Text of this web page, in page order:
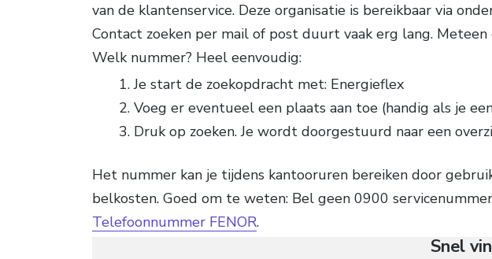
van de klantenservice. Deze organisatie is bereikbaar via
Contact zoeken per mail of post duurt vaak erg lang.
Welk nummer? Heel eenvoudig:
Je start de zoekopdracht met: Energieflex
Voeg er eventueel een plaats aan toe (handig als je
Druk op zoeken. Je wordt doorgestuurd naar een
Het nummer kan je tijdens kantooruren bereiken door
belkosten. Goed om te weten: Bel geen 0900
Telefoonnummer FENOR.
Snel